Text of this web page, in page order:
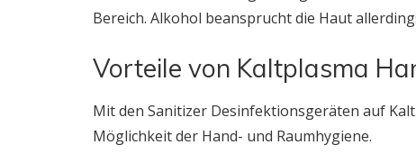
Bereich. Alkohol beansprucht die Haut
Vorteile von Kaltplasma
Mit den Sanitizer Desinfektionsgeräten auf
Möglichkeit der Hand- und Raumhygiene.